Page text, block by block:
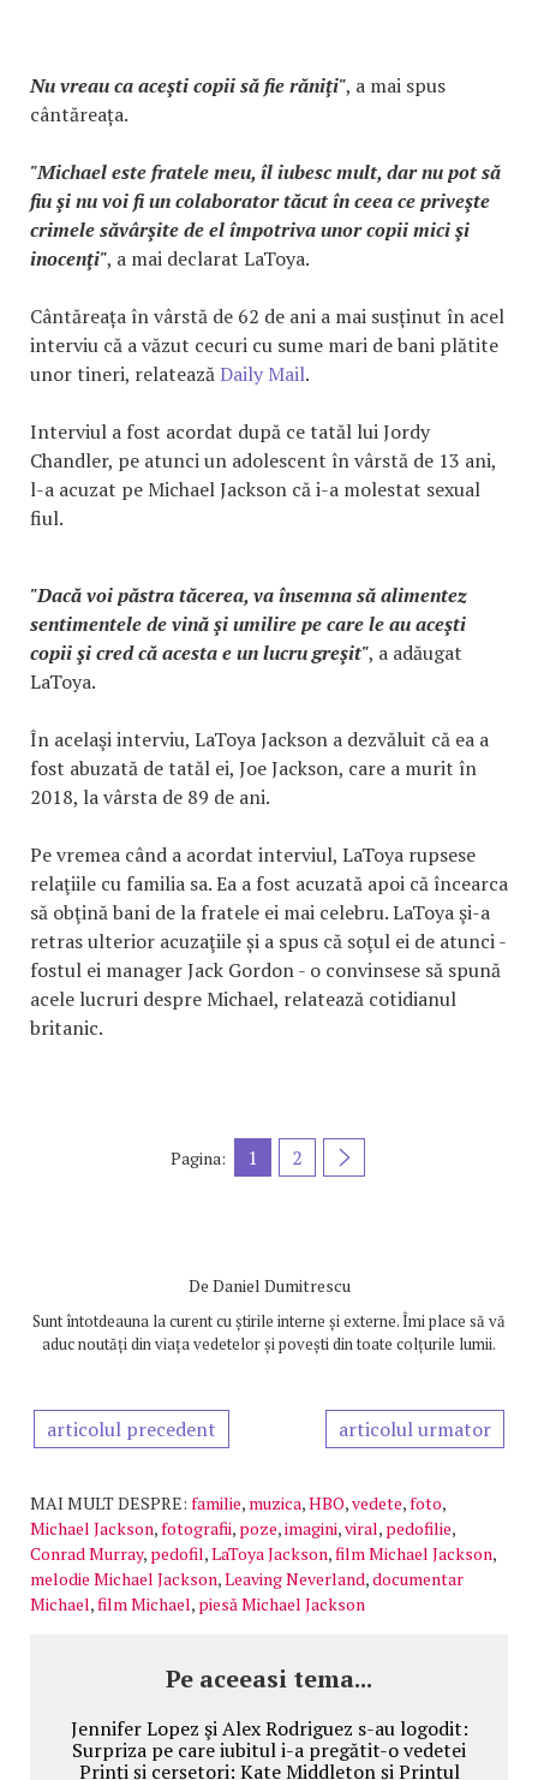
Nu vreau ca aceşti copii să fie răniţi", a mai spus
cântăreața.
"Michael este fratele meu, îl iubesc mult, dar nu pot să
fiu şi nu voi fi un colaborator tăcut în ceea ce priveşte
crimele săvârşite de el împotriva unor copii mici şi
inocenţi", a mai declarat LaToya.
Cântăreața în vârstă de 62 de ani a mai susținut în acel
interviu că a văzut cecuri cu sume mari de bani plătite
unor tineri, relateazăDaily Mail.
Interviul a fost acordat după ce tatăl lui Jordy
Chandler, pe atunci un adolescent în vârstă de 13 ani,
l-a acuzat pe Michael Jackson că i-a molestat sexual
fiul.
"Dacă voi păstra tăcerea, va însemna să alimentez
sentimentele de vină şi umilire pe care le au aceşti
copii şi cred că acesta e un lucru greşit", a adăugat
LaToya.
În acelaşi interviu, LaToya Jackson a dezvăluit că ea a
fost abuzată de tatăl ei, Joe Jackson, care a murit în
2018, la vârsta de 89 de ani.
Pe vremea când a acordat interviul, LaToya rupsese
relaţiile cu familia sa. Ea a fost acuzată apoi că încearca
să obţină bani de la fratele ei mai celebru. LaToya şi-a
retras ulterior acuzaţiile și a spus că soţul ei de atunci -
fostul ei manager Jack Gordon - o convinsese să spună
acele lucruri despre Michael, relatează cotidianul
britanic.
Pagina: 1 2
De Daniel Dumitrescu
Sunt întotdeauna la curent cu știrile interne și externe. Îmi place să vă
aduc noutăți din viața vedetelor și povești din toate colțurile lumii.
articolul precedent articolul urmator
MAI MULT DESPRE: familie, muzica,HBO,vedete,foto,
Michael Jackson,fotografii, poze,imagini,viral, pedofilie,
Conrad Murray, pedofil,LaToya Jackson,film Michael Jackson,
melodie Michael Jackson,Leaving Neverland,documentar
Michael,film Michael, piesă Michael Jackson
Pe aceeasi tema...
Jennifer Lopez şi Alex Rodriguez s-au logodit:
Surpriza pe care iubitul i-a pregătit-o vedetei
Prinți și cerșetori: Kate Middleton și Prințul